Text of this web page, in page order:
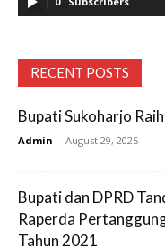
RECENT POSTS
Bupati Sukoharjo
Admin - August 29, 2025
Bupati dan DPRD
Raperda
Tahun 2021